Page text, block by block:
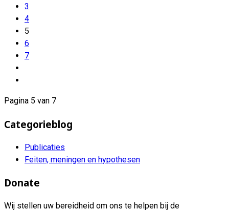
3
4
5
6
7
Pagina 5 van 7
Categorieblog
Publicaties
Feiten, meningen en hypothesen
Donate
Wij stellen uw bereidheid om ons te helpen bij de